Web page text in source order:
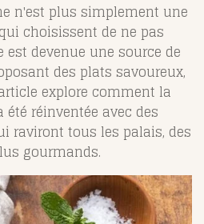
n'est plus simplement une
choisissent de ne pas
est devenue une source de
des plats savoureux,
explore comment la
réinventée avec des
raviront tous les palais, des
gourmands.